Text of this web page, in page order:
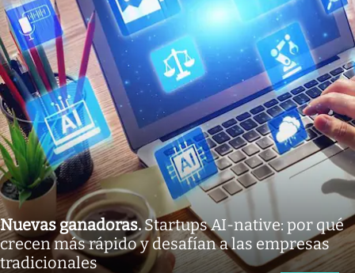
Nuevas ganadoras.Startups AI-native: por qué
crecen más rápido y desafían a las empresas
tradicionales